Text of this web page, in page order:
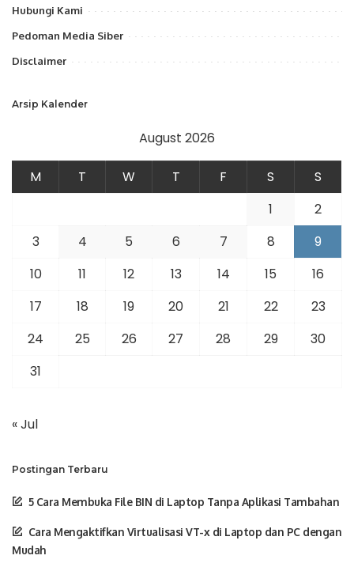
Hubungi Kami
Pedoman Media Siber
Disclaimer
Arsip Kalender
August 2026
M T W T F S
S
1
2
3
4 5 6 7 8
9
10
11 12 13 14 15
16
17
18 19 20 21 22
23
24
25 26 27 28 29
30
31
« Jul
Postingan Terbaru
5 Cara Membuka File BIN di Laptop Tanpa Aplikasi Tambahan
Cara Mengaktifkan Virtualisasi VT-x di Laptop dan PC dengan
Mudah